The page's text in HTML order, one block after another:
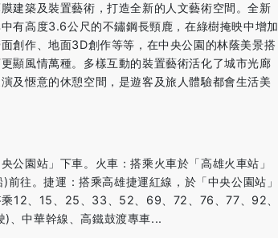
建築及裝置藝術，打造全新的人文藝術空間。全新
有高度3.6公尺的不鏽鋼長頸鹿，在綠樹掩映中增加
創作、地面3D創作等等，在中央公園的林蔭美景搭
顯風情萬種。多樣互動的裝置藝術活化了城市光廊
及愜意的休憩空間，是遊客及旅人體驗都會生活美
公園站」下車。火車：搭乘火車於「高雄火車站」
往。捷運：搭乘高雄捷運紅線，於「中央公園站」
12、15、25、33、52、69、72、76、77、92、
、中華幹線、高鐵鼓渡專車...